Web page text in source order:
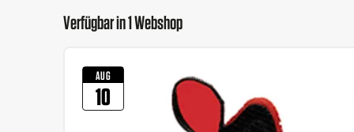
Verfügbar in 1 Webshop
AUG
10